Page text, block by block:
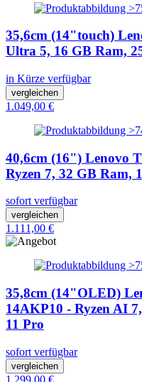
35,6cm (14"touch)
Ultra 5, 16 GB Ram,
in Kürze verfügbar
vergleichen
1.049,00 €
40,6cm (16") Lenovo
Ryzen 7, 32 GB Ram,
sofort verfügbar
vergleichen
1.111,00 €
35,8cm (14"OLED)
14AKP10 - Ryzen AI
11 Pro
sofort verfügbar
vergleichen
1.299,00 €